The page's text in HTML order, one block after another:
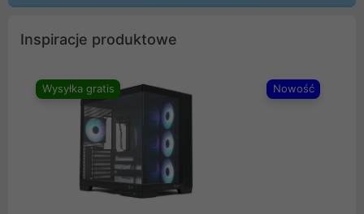
Inspiracje produktowe
Wysyłka gratis Nowość